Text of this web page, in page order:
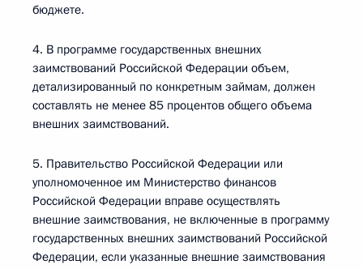
бюджете.
4. В программе государственных внешних
заимствований Российской Федерации объем,
детализированный по конкретным займам, должен
составлять не менее 85 процентов общего объема
внешних заимствований.
5. Правительство Российской Федерации или
уполномоченное им Министерство финансов
Российской Федерации вправе осуществлять
внешние заимствования, не включенные в программу
государственных внешних заимствований Российской
Федерации, если указанные внешние заимствования